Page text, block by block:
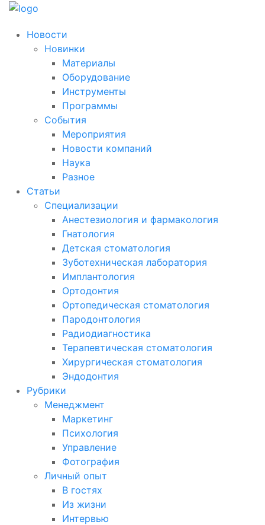
Новости
Новинки
Материалы
Оборудование
Инструменты
Программы
События
Мероприятия
Новости компаний
Наука
Разное
Статьи
Специализации
Анестезиология и фармакология
Гнатология
Детская стоматология
Зуботехническая лаборатория
Имплантология
Ортодонтия
Ортопедическая стоматология
Пародонтология
Радиодиагностика
Терапевтическая стоматология
Хирургическая стоматология
Эндодонтия
Рубрики
Менеджмент
Маркетинг
Психология
Управление
Фотография
Личный опыт
В гостях
Из жизни
Интервью